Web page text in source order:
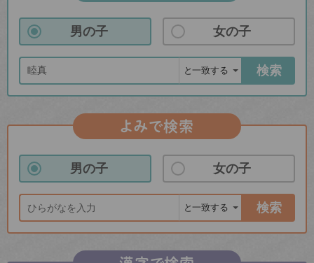
男の子 女の子
検索
よみで検索
男の子 女の子
検索